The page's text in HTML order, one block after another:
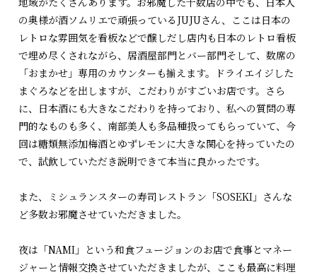
の奥様が酒ソムリエで頑張っているJUJUさん、ここは日本の
レトロな雰囲気を看板などで醸しだし店内も日本のレトロ看板
で埋め尽くされながら、居酒屋部門とバー部門そして、数席の
「おまかせ」専用のカウンターも揃えます。ドライエイジした
まぐろなどを出しますが、こだわりがすごいお店です。さら
に、日本酒にも大きなこだわりを持っており、私への質問の専
門的なものも多く、南部美人も多品種扱ってもらっていて、今
回は糖類無添加梅酒とゆずレモンに大きな関心を持っていたの
で、試飲していただき説明できて本当に良かったです。
また、ミシュランスターの寿司レストラン「SOSEKI」さんな
ど多数お邪魔させていただきました。
夜は「NAMI」という和食フュージョンのお店で食事とマネー
ジャーと情報交換させていただきましたが、ここも最高に料理